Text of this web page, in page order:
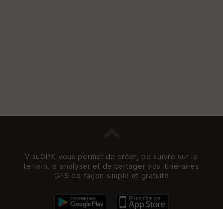
VisuGPX vous permet de créer, de suivre sur le
terrain, d'analyser et de partager vos itinéraires
GPS de façon simple et gratuite